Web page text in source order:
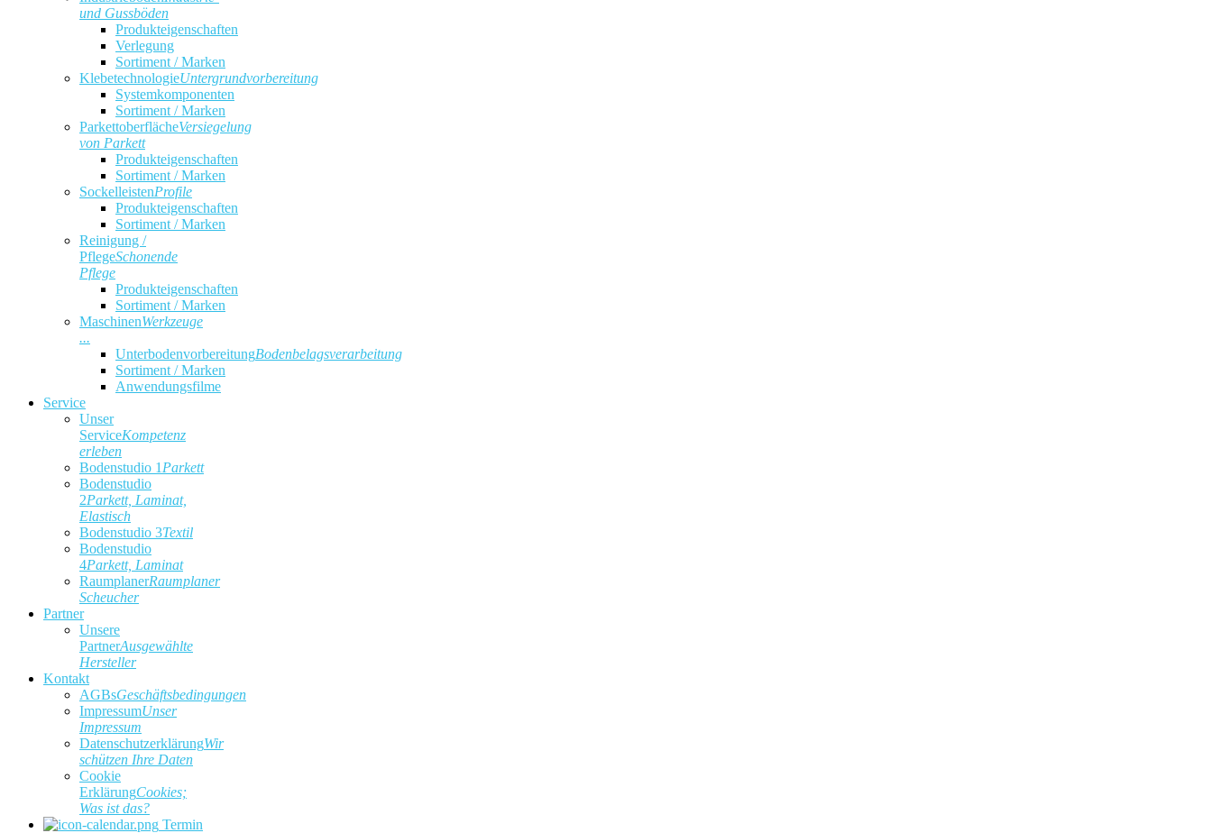
und Gussböden
Produkteigenschaften
Verlegung
Sortiment / Marken
KlebetechnologieUntergrundvorbereitung
Systemkomponenten
Sortiment / Marken
ParkettoberflächeVersiegelung
von Parkett
Produkteigenschaften
Sortiment / Marken
SockelleistenProfile
Produkteigenschaften
Sortiment / Marken
Reinigung /
PflegeSchonende
Pflege
Produkteigenschaften
Sortiment / Marken
MaschinenWerkzeuge
...
UnterbodenvorbereitungBodenbelagsverarbeitung
Sortiment / Marken
Anwendungsfilme
Service
Unser
ServiceKompetenz
erleben
Bodenstudio 1 Parkett
Bodenstudio
2Parkett, Laminat,
Elastisch
Bodenstudio 3Textil
Bodenstudio
4Parkett, Laminat
RaumplanerRaumplaner
Scheucher
Partner
Unsere
PartnerAusgewählte
Hersteller
Kontakt
AGBsGeschäftsbedingungen
ImpressumUnser
Impressum
DatenschutzerklärungWir
schützen Ihre Daten
Cookie
ErklärungCookies;
Was ist das?
Termin